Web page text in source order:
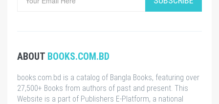
ABOUT BOOKS.COM.BD
books.com.bd is a catalog of Bangla Books, featuring over
27,500+ Books from authors of past and present. This
Website is a part of Publishers E-Platform, a national